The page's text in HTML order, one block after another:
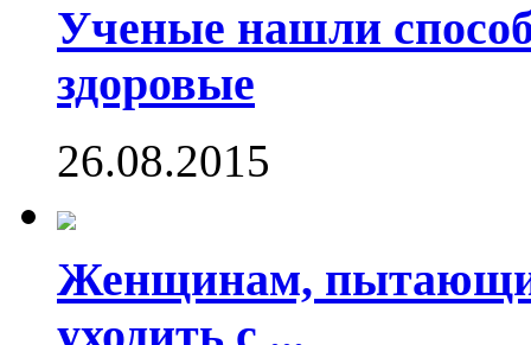
Ученые нашли
здоровые
26.08.2015
Женщинам,